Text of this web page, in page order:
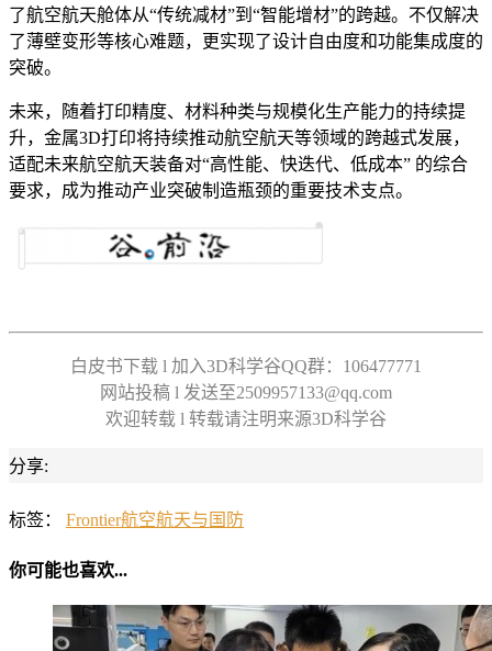
了航空航天舱体从“传统减材”到“智能增材”的跨越。不仅解决
了薄壁变形等核心难题，更实现了设计自由度和功能集成度的
突破。
未来，随着打印精度、材料种类与规模化生产能力的持续提
升，金属3D打印将持续推动航空航天等领域的跨越式发展，
适配未来航空航天装备对“高性能、快迭代、低成本” 的综合
要求，成为推动产业突破制造瓶颈的重要技术支点。
白皮书下载 l 加入3D科学谷QQ群：106477771
网站投稿 l 发送至2509957133@qq.com
欢迎转载 l 转载请注明来源3D科学谷
分享:
标签： Frontier航空航天与国防
你可能也喜欢...